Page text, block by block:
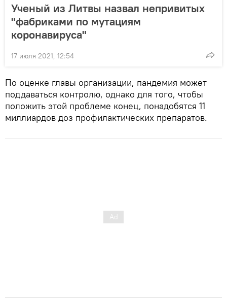
Ученый из Литвы назвал непривитых
"фабриками по мутациям
коронавируса"
17 июля 2021, 12:54
По оценке главы организации, пандемия может
поддаваться контролю, однако для того, чтобы
положить этой проблеме конец, понадобятся 11
миллиардов доз профилактических препаратов.